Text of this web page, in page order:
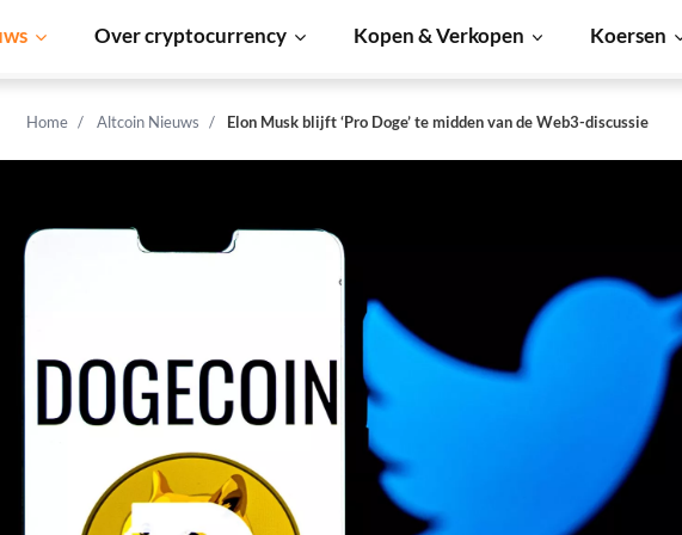
Over cryptocurrency Kopen & Verkopen Koersen
Home Altcoin Nieuws Elon Musk blijft ‘Pro Doge’ te midden van de Web3-discussie